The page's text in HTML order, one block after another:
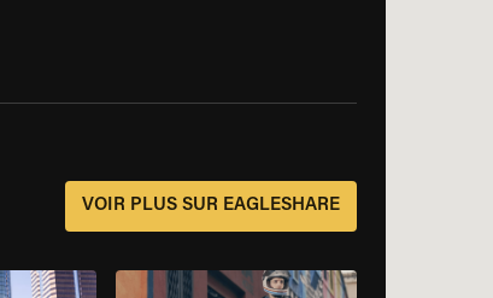
VOIR PLUS SUR EAGLESHARE